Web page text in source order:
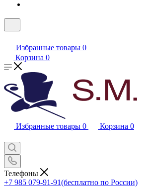
Избранные товары 0
Корзина 0
Избранные товары 0 Корзина 0
Телефоны
+7 985 079-91-91(бесплатно по России)